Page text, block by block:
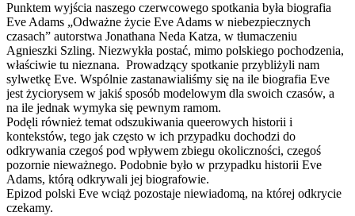
Punktem wyjścia naszego czerwcowego spotkania była biografia
Eve Adams „Odważne życie Eve Adams w niebezpiecznych
czasach” autorstwa Jonathana Neda Katza, w tłumaczeniu
Agnieszki Szling. Niezwykła postać, mimo polskiego pochodzenia,
właściwie tu nieznana. Prowadzący spotkanie przybliżyli nam
sylwetkę Eve. Wspólnie zastanawialiśmy się na ile biografia Eve
jest życiorysem w jakiś sposób modelowym dla swoich czasów, a
na ile jednak wymyka się pewnym ramom.
Podęli również temat odszukiwania queerowych historii i
kontekstów, tego jak często w ich przypadku dochodzi do
odkrywania czegoś pod wpływem zbiegu okoliczności, czegoś
pozornie nieważnego. Podobnie było w przypadku historii Eve
Adams, którą odkrywali jej biografowie.
Epizod polski Eve wciąż pozostaje niewiadomą, na której odkrycie
czekamy.